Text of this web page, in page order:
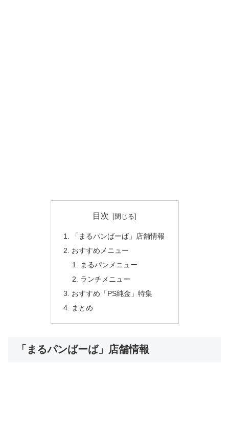
目次
「まるパンばーば」店舗情報
おすすめメニュー
まるパンメニュー
ランチメニュー
おすすめ「PS純金」特集
まとめ
「まるパンばーば」店舗情報